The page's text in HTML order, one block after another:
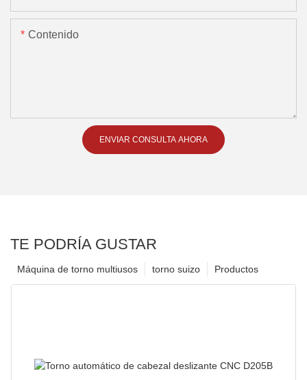
Contenido
ENVIAR CONSULTA AHORA
TE PODRÍA GUSTAR
Productos
torno suizo
Máquina de torno multiusos